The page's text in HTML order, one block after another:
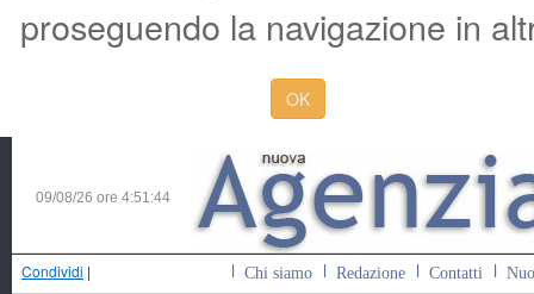
proseguendo la navigazione in
OK
09/08/26 ore 4:51:45
Condividi | Chi siamo Redazione Contatti